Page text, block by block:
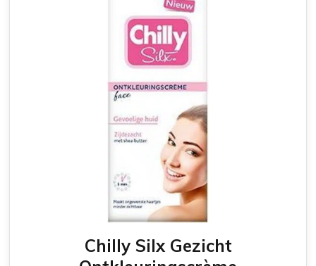
Chilly Silx Gezicht